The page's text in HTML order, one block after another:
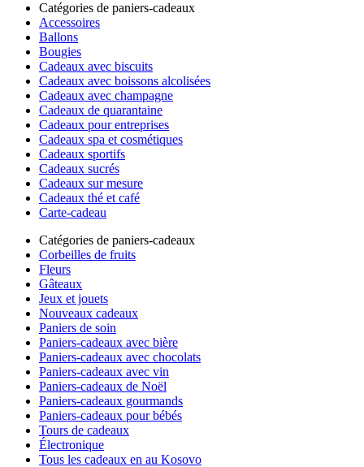
Catégories de paniers-cadeaux
Accessoires
Ballons
Bougies
Cadeaux avec biscuits
Cadeaux avec boissons alcolisées
Cadeaux avec champagne
Cadeaux de quarantaine
Cadeaux pour entreprises
Cadeaux spa et cosmétiques
Cadeaux sportifs
Cadeaux sucrés
Cadeaux sur mesure
Cadeaux thé et café
Carte-cadeau
Catégories de paniers-cadeaux
Corbeilles de fruits
Fleurs
Gâteaux
Jeux et jouets
Nouveaux cadeaux
Paniers de soin
Paniers-cadeaux avec bière
Paniers-cadeaux avec chocolats
Paniers-cadeaux avec vin
Paniers-cadeaux de Noël
Paniers-cadeaux gourmands
Paniers-cadeaux pour bébés
Tours de cadeaux
Électronique
Tous les cadeaux en au Kosovo